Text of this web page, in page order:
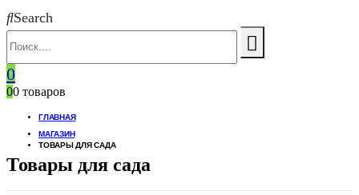
Search
0
00 товаров
ГЛАВНАЯ
МАГАЗИН
ТОВАРЫ ДЛЯ САДА
Товары для сада